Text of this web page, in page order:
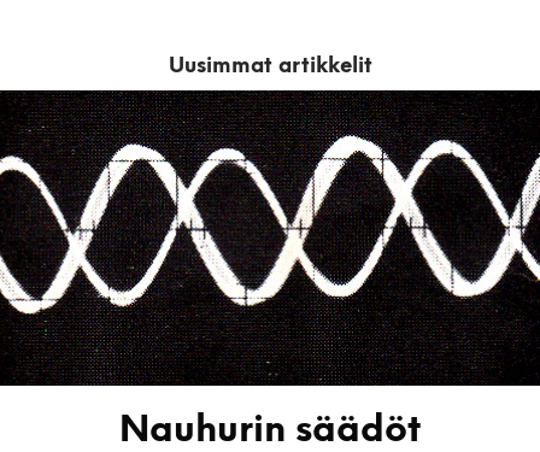
Uusimmat artikkelit
Nauhurin säädöt